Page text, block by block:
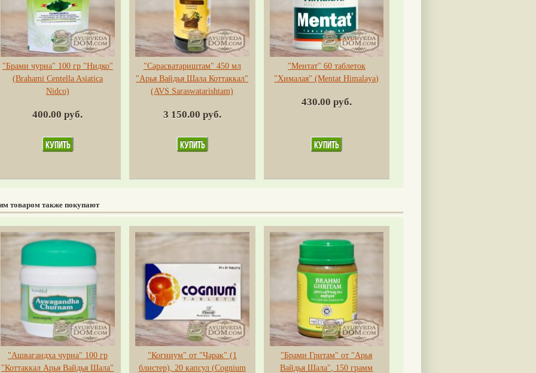
"Брами чурна" 100 гр "Нидко"
(Brahami Centella Asiatica
Nidco)
400.00 руб.
"Сарасватариштам" 450 мл
"Арья Вайдья Шала Коттаккал"
(AVS Saraswatarishtam)
3 150.00 руб.
"Ментат" 60 таблеток
"Хималая" (Mentat Himalaya)
430.00 руб.
товаром также покупают
"Ашвагандха чурна" 100 гр
"Коттаккал Арья Вайдья Шала"
"Когниум" от "Чарак" (1
блистер), 20 капсул (Cognium
"Брами Гритам" от "Арья
Вайдья Шала", 150 грамм